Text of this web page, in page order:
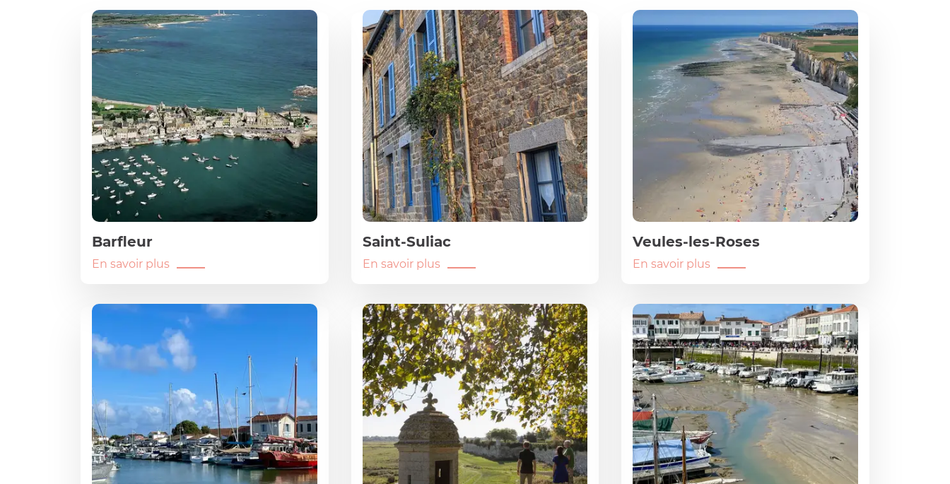
Barfleur
En savoir plus
Saint-Suliac
En savoir plus
Veules-les-Roses
En savoir plus